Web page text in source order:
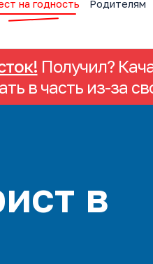
на годность Родителям
Получил?
в часть из-за
в